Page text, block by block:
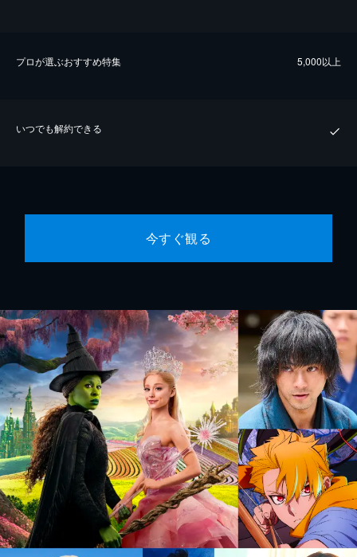
プロが選ぶおすすめ特集 5,000以上
いつでも解約できる
今すぐ観る